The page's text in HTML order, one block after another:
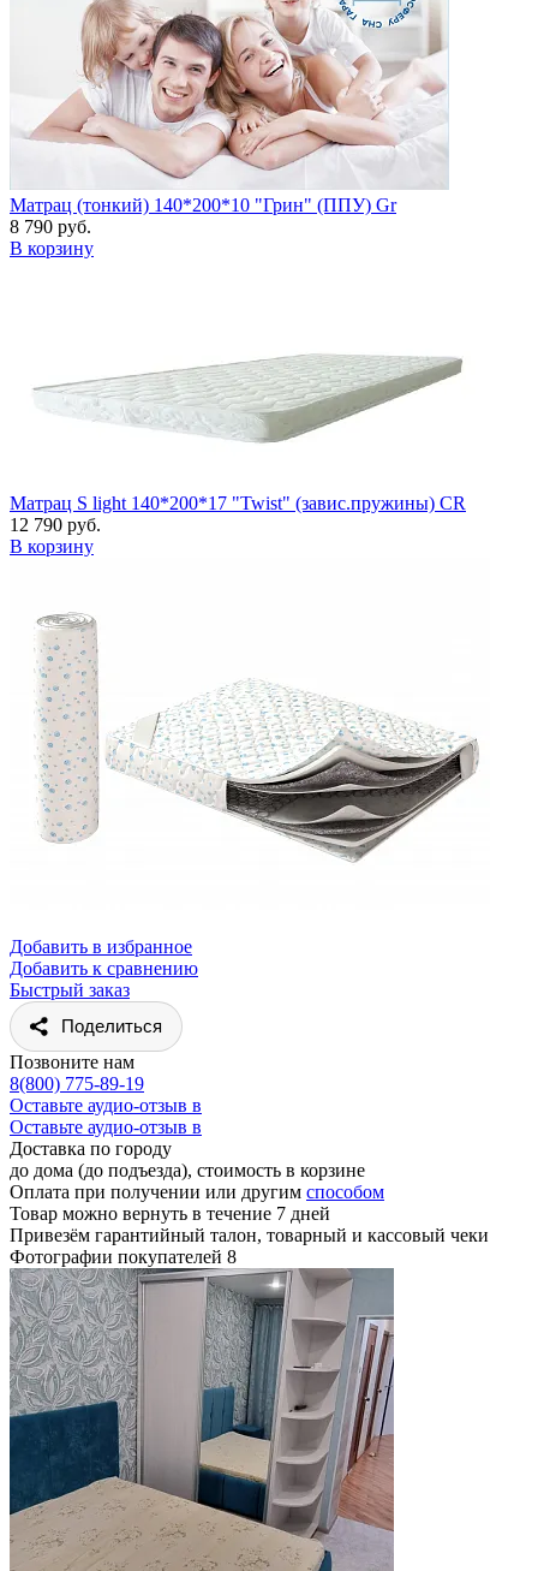
Матрац (тонкий) 140*200*10 "Грин" (ППУ) Gr
8 790 руб.
В корзину
Матрац S light 140*200*17 "Twist" (завис.пружины) CR
12 790 руб.
В корзину
Добавить в избранное
Добавить к сравнению
Быстрый заказ
Поделиться
Позвоните нам
8(800) 775-89-19
Оставьте аудио-отзыв в
Оставьте аудио-отзыв в
Доставка по городу
до дома (до подъезда), стоимость в корзине
Оплата при получении или другим способом
Товар можно вернуть в течение 7 дней
Привезём гарантийный талон, товарный и кассовый чеки
Фотографии покупателей 8